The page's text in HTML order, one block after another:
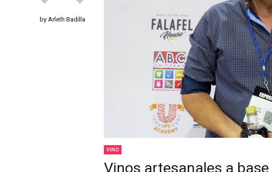
by Arleth Badilla
VINO
Vinos artesanales a